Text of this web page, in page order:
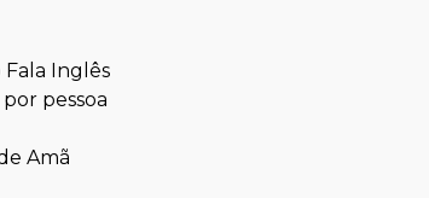
Fala Inglês
pessoa
Amã